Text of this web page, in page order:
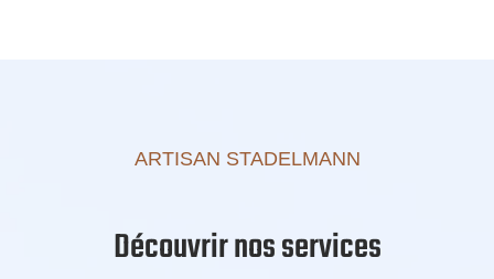
ARTISAN STADELMANN
Découvrir nos services